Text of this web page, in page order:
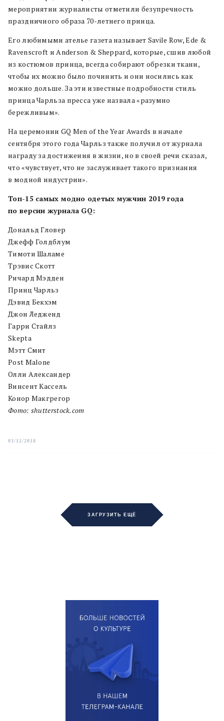
мероприятии журналисты отметили безупречность
праздничного образа 70-летнего принца.
Его любимыми ателье газета называет Savile Row, Ede &
Ravenscroft и Anderson & Sheppard, которые, сшив любой
из костюмов принца, всегда собирают обрезки ткани,
чтобы их можно было починить и они носились как
можно дольше. За эти известные подробности стиль
принца Чарльза пресса уже назвала «разумно
бережливым».
На церемонии GQ Men of the Year Awards в начале
сентября этого года Чарльз также получил от журнала
награду за достижения в жизни, но в своей речи сказал,
что «чувствует, что не заслуживает такого признания
в модной индустрии».
Топ-15 самых модно одетых мужчин 2019 года
по версии журнала GQ:
Дональд Гловер
Джефф Голдблум
Тимоти Шаламе
Трэвис Скотт
Ричард Мэдден
Принц Чарльз
Дэвид Бекхэм
Джон Ледженд
Гарри Стайлз
Skepta
Мэтт Смит
Post Malone
Олли Александер
Винсент Кассель
Конор Макгрегор
Фото: shutterstock.com
03/12/2018
ЗАГРУЗИТЬ ЕЩЁ